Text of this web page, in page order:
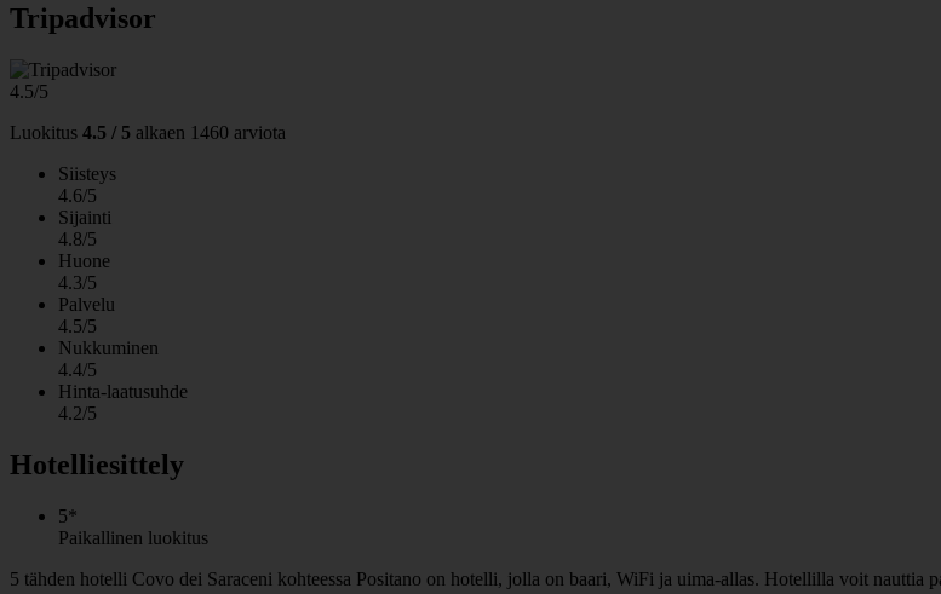
Tripadvisor
4.5/5
Luokitus 4.5 / 5 alkaen 1460 arviota
Siisteys
4.6/5
Sijainti
4.8/5
Huone
4.3/5
Palvelu
4.5/5
Nukkuminen
4.4/5
Hinta-laatusuhde
4.2/5
Hotelliesittely
5*
Paikallinen luokitus
5 tähden hotelli Covo dei Saraceni kohteessa Positano on hotelli, jolla on baari, WiFi ja uima-allas. Hotellilla voit nauttia